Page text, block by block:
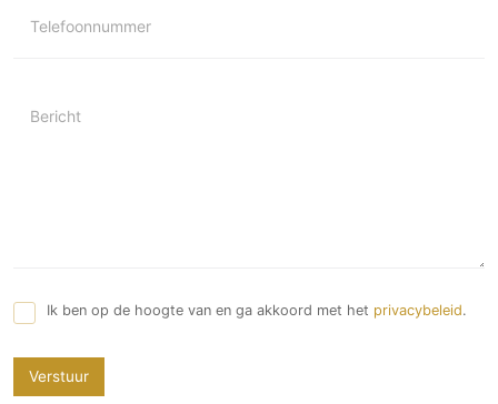
Telefoonnummer
Bericht
Ik ben op de hoogte van en ga akkoord met het privacybeleid.
Verstuur